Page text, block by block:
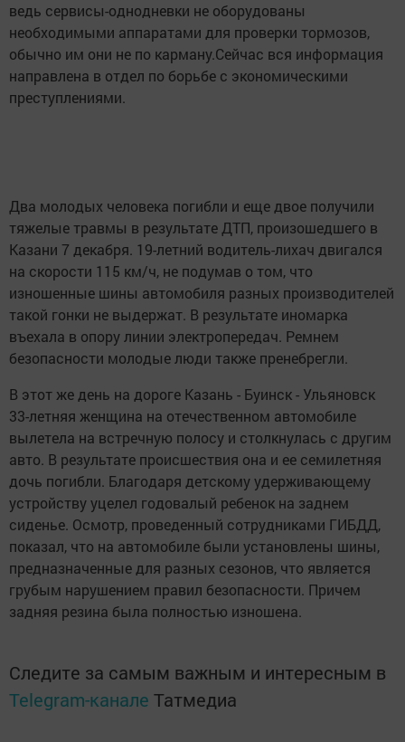
ведь сервисы-однодневки не оборудованы
необходимыми аппаратами для проверки тормозов,
обычно им они не по карману.Сейчас вся информация
направлена в отдел по борьбе с экономическими
преступлениями.
Два молодых человека погибли и еще двое получили
тяжелые травмы в результате ДТП, произошедшего в
Казани 7 декабря. 19-летний водитель-лихач двигался
на скорости 115 км/ч, не подумав о том, что
изношенные шины автомобиля разных производителей
такой гонки не выдержат. В результате иномарка
въехала в опору линии электропередач. Ремнем
безопасности молодые люди также пренебрегли.
В этот же день на дороге Казань - Буинск - Ульяновск
33-летняя женщина на отечественном автомобиле
вылетела на встречную полосу и столкнулась с другим
авто. В результате происшествия она и ее семилетняя
дочь погибли. Благодаря детскому удерживающему
устройству уцелел годовалый ребенок на заднем
сиденье. Осмотр, проведенный сотрудниками ГИБДД,
показал, что на автомобиле были установлены шины,
предназначенные для разных сезонов, что является
грубым нарушением правил безопасности. Причем
задняя резина была полностью изношена.
Следите за самым важным и интересным в
Telegram-канале Татмедиа